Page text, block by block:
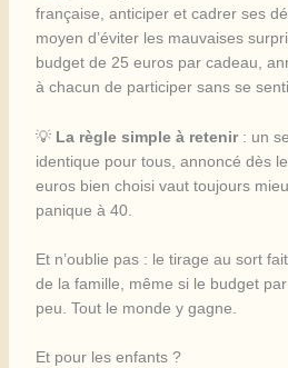
française, anticiper et cadrer ses
moyen d’éviter les mauvaises
budget de 25 euros par cadeau,
à chacun de participer sans se
💡 La règle simple à retenir: un
identique pour tous, annoncé dès
euros bien choisi vaut toujours
panique à 40.
Et n’oublie pas : le tirage au sort
de la famille, même si le budget
peu. Tout le monde y gagne.
Et pour les enfants ?